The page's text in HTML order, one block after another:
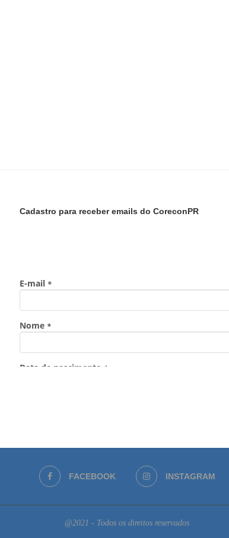
Cadastro para receber emails do CoreconPR
FACEBOOK INSTAGRAM
@2021 - Todos os direitos reservados